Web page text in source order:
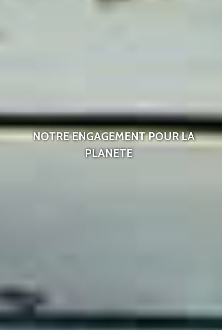
NOTRE ENGAGEMENT POUR LA
PLANETE